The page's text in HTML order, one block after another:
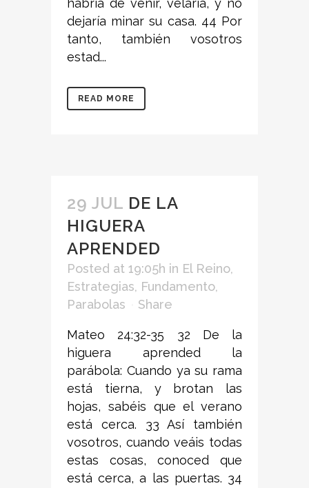
habría de venir, velaría, y no
dejaría minar su casa. 44 Por
tanto, también vosotros
estad...
READ MORE
29 JUL DE LA
HIGUERA
APRENDED
Posted at 19:05h in El Reino,
Estrategias, Fundamento,
Parabolas
Share
Mateo 24:32-35 32 De la
higuera aprended la
parábola: Cuando ya su rama
está tierna, y brotan las
hojas, sabéis que el verano
está cerca. 33 Así también
vosotros, cuando veáis todas
estas cosas, conoced que
está cerca, a las puertas. 34